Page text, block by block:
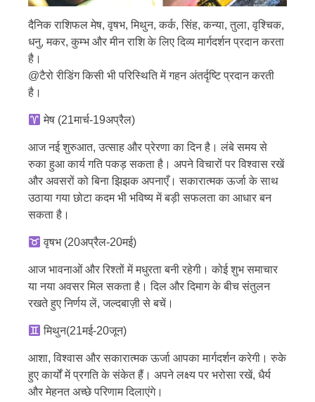
दैनिक राशिफल मेष, वृषभ, मिथुन, कर्क, सिंह, कन्या, तुला, वृश्चिक,
धनु, मकर, कुम्भ और मीन राशि के लिए दिव्य मार्गदर्शन प्रदान करता
है।
@टैरो रीडिंग किसी भी परिस्थिति में गहन अंतर्दृष्टि प्रदान करती
है।
मेष (21मार्च-19अप्रैल)
आज नई शुरुआत, उत्साह और प्रेरणा का दिन है। लंबे समय से
रुका हुआ कार्य गति पकड़ सकता है। अपने विचारों पर विश्वास रखें
और अवसरों को बिना झिझक अपनाएँ। सकारात्मक ऊर्जा के साथ
उठाया गया छोटा कदम भी भविष्य में बड़ी सफलता का आधार बन
सकता है।
वृषभ (20अप्रैल-20मई)
आज भावनाओं और रिश्तों में मधुरता बनी रहेगी। कोई शुभ समाचार
या नया अवसर मिल सकता है। दिल और दिमाग के बीच संतुलन
रखते हुए निर्णय लें, जल्दबाज़ी से बचें।
मिथुन(21मई-20जून)
आशा, विश्वास और सकारात्मक ऊर्जा आपका मार्गदर्शन करेगी। रुके
हुए कार्यों में प्रगति के संकेत हैं। अपने लक्ष्य पर भरोसा रखें, धैर्य
और मेहनत अच्छे परिणाम दिलाएंगे।